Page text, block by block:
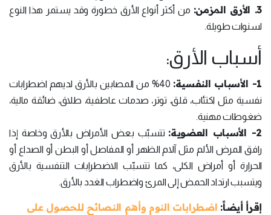
3. الأرق المزمن:
من أكثر أنواع الأرق خطورة وقد يستمر هذا النوع
لسنوات طويلة.
أسباب الأرق:
1- الأسباب النفسية:
40% من المصابين بالأرق لديهم اضطرابات
نفسية مثل اكتئاب، قلق، توتر، صدمات عاطفية، طلاق، ضائقة مالية،
ضغوطات مهنية.
2- الأسباب العضوية:
تتسبّب بعض الأمراض بالأرق وخاصة إذا
رافق المرض الألم مثل آلام الظهر أو المفاصل أو البطن أو الصداع أو
الحرارة أو أمراض الكلى، كما تتسبّب الاضطرابات التنفسية بالأرق
ويتسبب ارتداد الحمض إلى المرئ واضطراب الغدد بالأرق.
إقرأ أيضاً: اضطرابات النوم وأهم النصائح للحصول على